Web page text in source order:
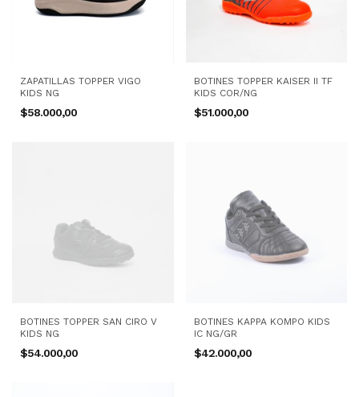
ZAPATILLAS TOPPER VIGO
KIDS NG
$58.000,00
BOTINES TOPPER KAISER II TF
KIDS COR/NG
$51.000,00
BOTINES TOPPER SAN CIRO V
KIDS NG
$54.000,00
BOTINES KAPPA KOMPO KIDS
IC NG/GR
$42.000,00